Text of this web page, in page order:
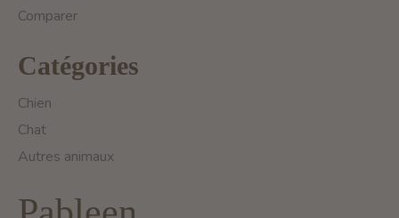
Comparer
Catégories
Chien
Chat
Autres animaux